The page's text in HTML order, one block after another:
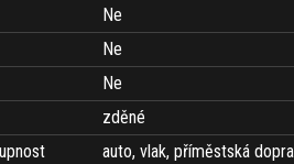
Ne
Ne
Ne
zděné
auto, vlak, příměstská